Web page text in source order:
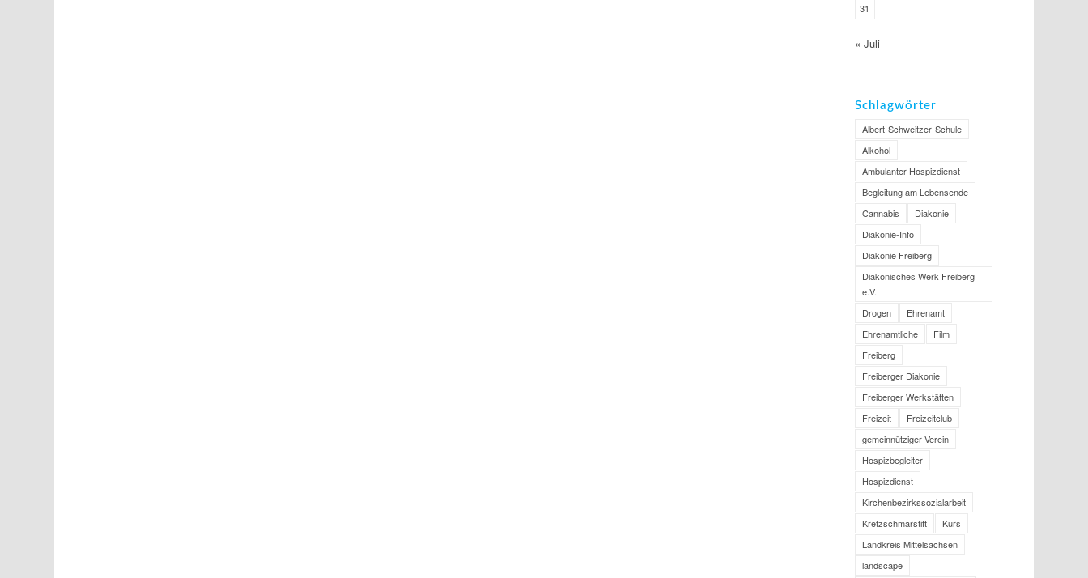
31
« Juli
Schlagwörter
Albert-Schweitzer-Schule
Alkohol
Ambulanter Hospizdienst
Begleitung am Lebensende
Cannabis
Diakonie
Diakonie-Info
Diakonie Freiberg
Diakonisches Werk Freiberg
e.V.
Drogen
Ehrenamt
Ehrenamtliche
Film
Freiberg
Freiberger Diakonie
Freiberger Werkstätten
Freizeit
Freizeitclub
gemeinnütziger Verein
Hospizbegleiter
Hospizdienst
Kirchenbezirkssozialarbeit
Kretzschmarstift
Kurs
Landkreis Mittelsachsen
landscape